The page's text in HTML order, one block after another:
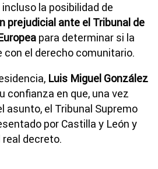
la posibilidad de
prejudicial ante el Tribunal de
para determinar si la
el derecho comunitario.
Luis Miguel González
confianza en que, una vez
asunto, el Tribunal Supremo
por Castilla y León y
real decreto.